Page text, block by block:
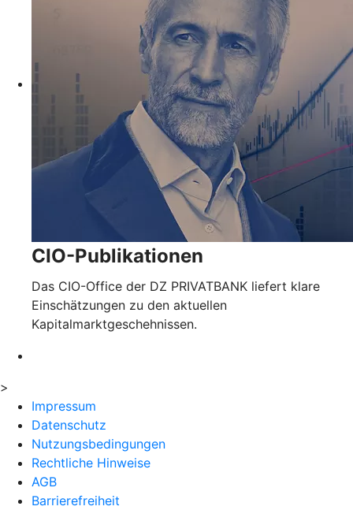
CIO-Publikationen
Das CIO-Office der DZ PRIVATBANK liefert klare
Einschätzungen zu den aktuellen
Kapitalmarktgeschehnissen.
>
Impressum
Datenschutz
Nutzungsbedingungen
Rechtliche Hinweise
AGB
Barrierefreiheit